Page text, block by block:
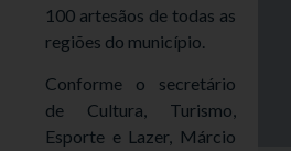
100 artesãos de todas as
regiões do município.
Conforme o secretário
de Cultura, Turismo,
Esporte e Lazer, Márcio